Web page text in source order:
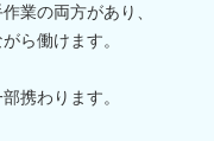
業の両方があり、
ら働けます。
携わります。